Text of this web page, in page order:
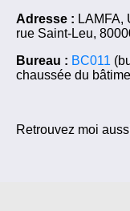
Adresse : LAMFA,
rue Saint-Leu,
Bureau : BC011
chaussée du
Retrouvez moi